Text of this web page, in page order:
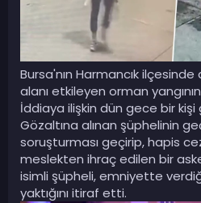
Bursa'nın Harmancık
alanı etkileyen orman
İddiaya ilişkin dün gece bir kişi
Gözaltına alınan şüphelinin
soruşturması geçirip, hapis
meslekten ihraç edilen bir
isimli şüpheli, emniyette
yaktığını itiraf etti.